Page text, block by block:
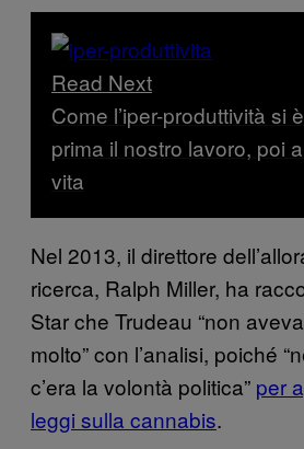
Read Next
Come l’iper-produttività si
prima il nostro lavoro, poi
vita
Nel 2013, il direttore
ricerca, Ralph Miller, ha
Star che Trudeau “non
molto” con l’analisi, poiché
c’era la volontà politica” per
leggi sulla cannabis.